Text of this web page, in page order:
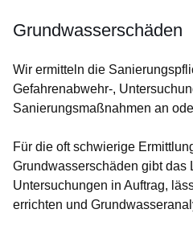
Grundwasserschäden
Wir ermitteln die
Gefahrenabwehr-,
Sanierungsmaßnahmen an
Für die oft schwierige
Grundwasserschäden gibt das
Untersuchungen in Auftrag,
errichten und